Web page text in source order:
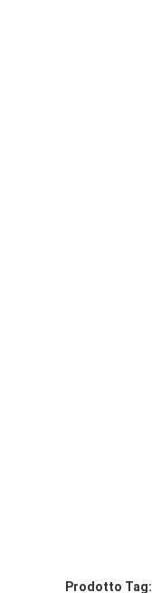
Prodotto Tag: